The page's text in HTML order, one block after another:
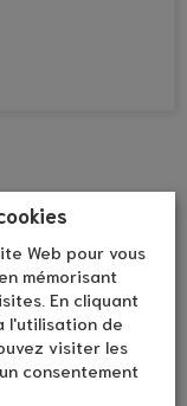
Web pour vous
mémorisant
En cliquant
l'utilisation de
visiter les
consentement